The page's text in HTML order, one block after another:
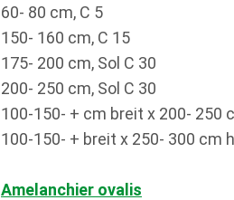
60- 80 cm, C 5
150- 160 cm, C 15
175- 200 cm, Sol C 30
200- 250 cm, Sol C 30
100-150- + cm breit x 200- 250
100-150- + breit x 250- 300 cm
Amelanchier ovalis